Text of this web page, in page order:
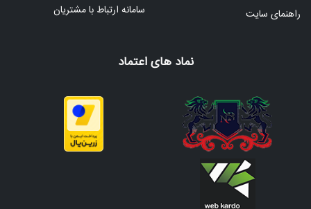
راهنمای سایت
سامانه ارتباط با مشتریان
نماد های اعتماد